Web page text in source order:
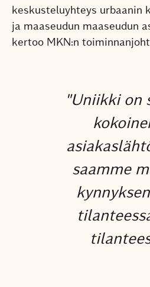
keskusteluyhteys urbaanin
ja maaseudun maaseudun
kertoo MKN:n
"Uniikki on
saamme